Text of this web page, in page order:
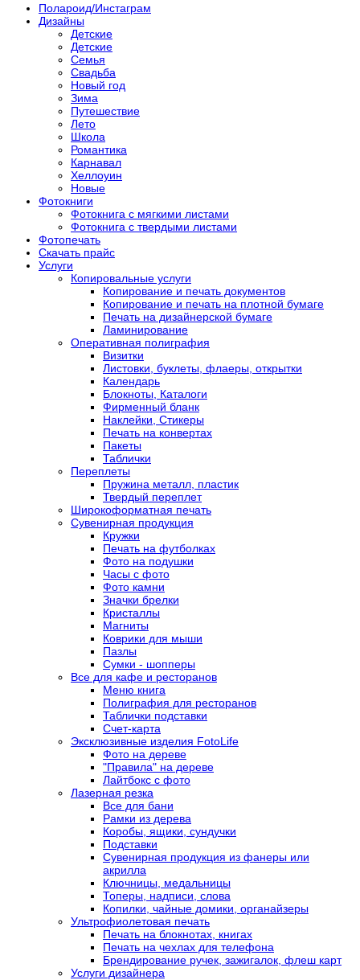
Полароид/Инстаграм
Дизайны
Детские
Детские
Семья
Свадьба
Новый год
Зима
Путешествие
Лето
Школа
Романтика
Карнавал
Хеллоуин
Новые
Фотокниги
Фотокнига с мягкими листами
Фотокнига с твердыми листами
Фотопечать
Скачать прайс
Услуги
Копировальные услуги
Копирование и печать документов
Копирование и печать на плотной бумаге
Печать на дизайнерской бумаге
Ламинирование
Оперативная полиграфия
Визитки
Листовки, буклеты, флаеры, открытки
Календарь
Блокноты, Каталоги
Фирменный бланк
Наклейки, Стикеры
Печать на конвертах
Пакеты
Таблички
Переплеты
Пружина металл, пластик
Твердый переплет
Широкоформатная печать
Сувенирная продукция
Кружки
Печать на футболках
Фото на подушки
Часы с фото
Фото камни
Значки брелки
Кристаллы
Магниты
Коврики для мыши
Пазлы
Сумки - шопперы
Все для кафе и ресторанов
Меню книга
Полиграфия для ресторанов
Таблички подставки
Счет-карта
Эксклюзивные изделия FotoLife
Фото на дереве
"Правила" на дереве
Лайтбокс с фото
Лазерная резка
Все для бани
Рамки из дерева
Коробы, ящики, сундучки
Подставки
Сувенирная продукция из фанеры или
акрилла
Ключницы, медальницы
Топеры, надписи, слова
Копилки, чайные домики, органайзеры
Ультрофиолетовая печать
Печать на блокнотах, книгах
Печать на чехлах для телефона
Брендирование ручек, зажигалок, флеш карт
Услуги дизайнера